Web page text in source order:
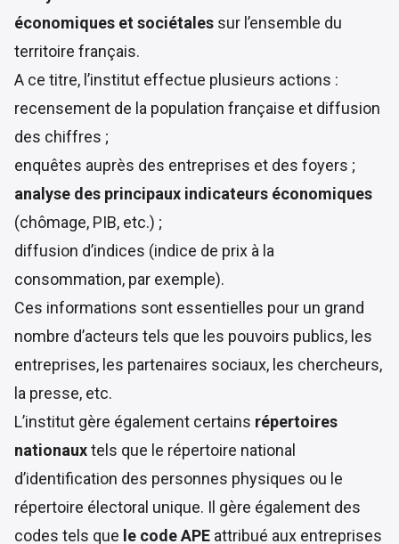
économiques et sociétales sur l’ensemble du
territoire français.
A ce titre, l’institut effectue plusieurs actions :
recensement de la population française et diffusion
des chiffres ;
enquêtes auprès des entreprises et des foyers ;
analyse des principaux indicateurs économiques
(chômage, PIB, etc.) ;
diffusion d’indices (indice de prix à la
consommation, par exemple).
Ces informations sont essentielles pour un grand
nombre d’acteurs tels que les pouvoirs publics, les
entreprises, les partenaires sociaux, les chercheurs,
la presse, etc.
L’institut gère également certains répertoires
nationauxtels que le répertoire national
d’identification des personnes physiques ou le
répertoire électoral unique. Il gère également des
codes tels que le code APE attribué aux entreprises